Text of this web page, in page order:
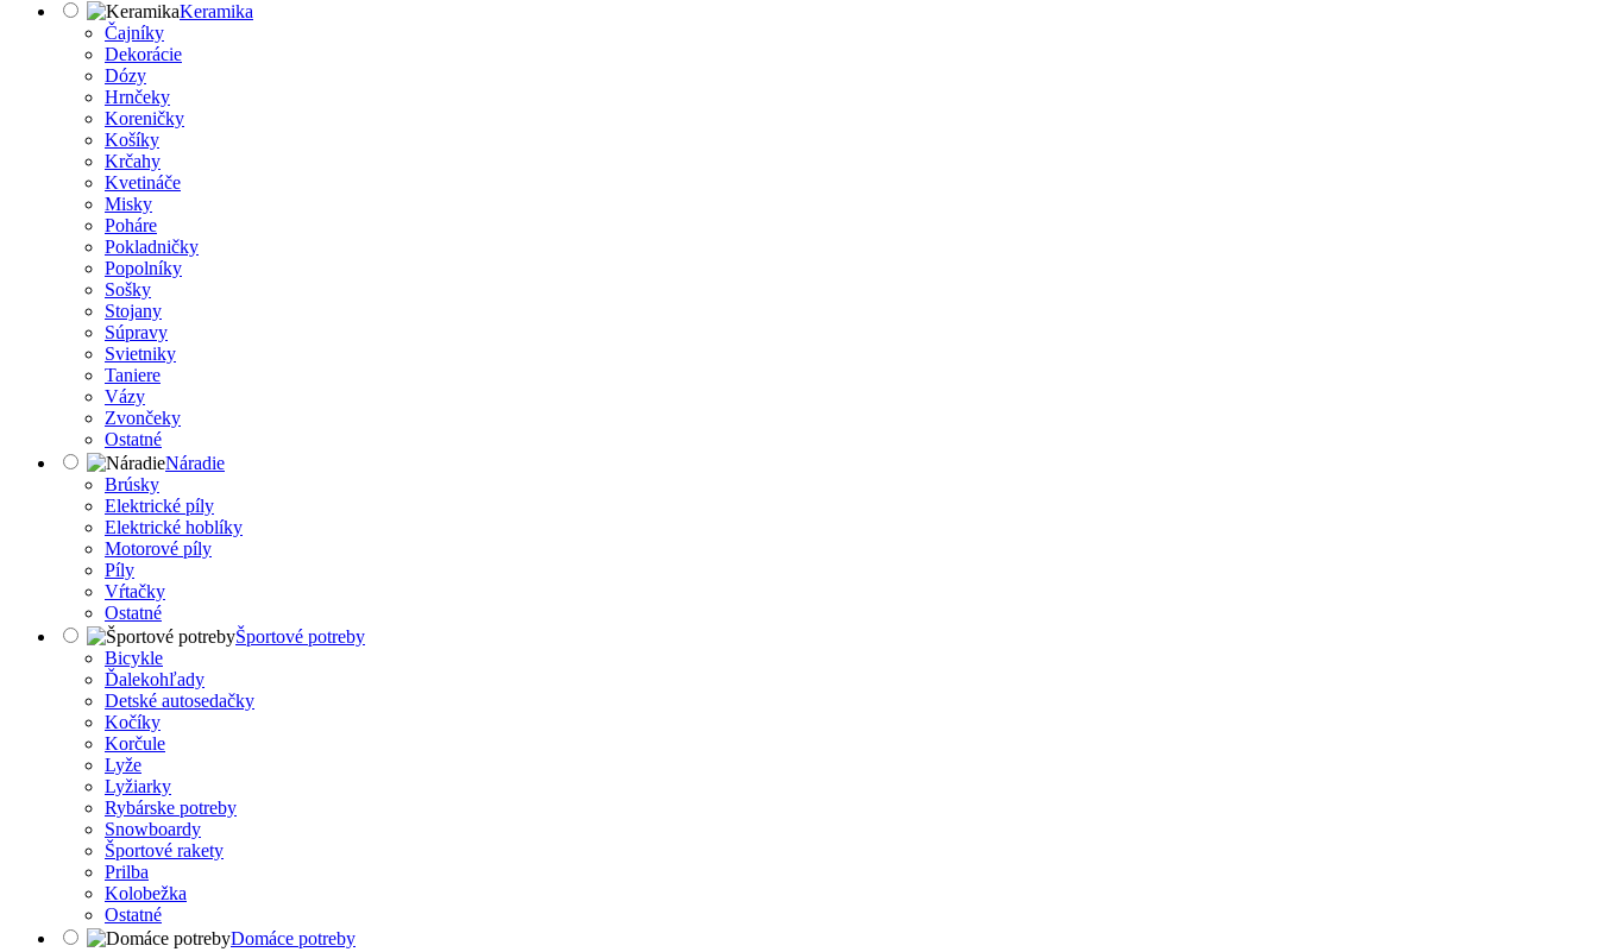
Keramika
Čajníky
Dekorácie
Dózy
Hrnčeky
Koreničky
Košíky
Krčahy
Kvetináče
Misky
Poháre
Pokladničky
Popolníky
Sošky
Stojany
Súpravy
Svietniky
Taniere
Vázy
Zvončeky
Ostatné
Náradie
Brúsky
Elektrické píly
Elektrické hoblíky
Motorové píly
Píly
Vŕtačky
Ostatné
Športové potreby
Bicykle
Ďalekohľady
Detské autosedačky
Kočíky
Korčule
Lyže
Lyžiarky
Rybárske potreby
Snowboardy
Športové rakety
Prilba
Kolobežka
Ostatné
Domáce potreby